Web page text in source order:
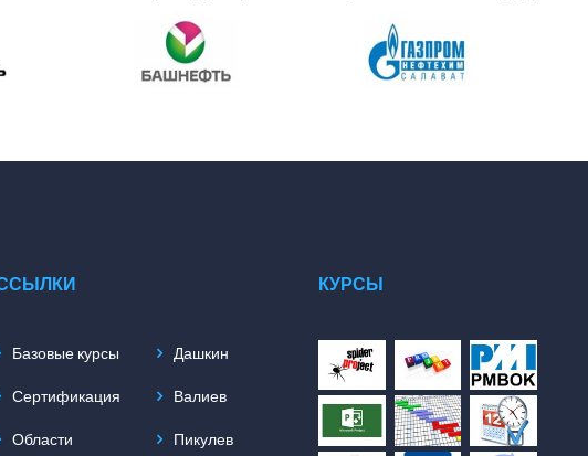
Базовые курсы
Сертификация
Области
Дашкин
Валиев
Пикулев
КУРСЫ